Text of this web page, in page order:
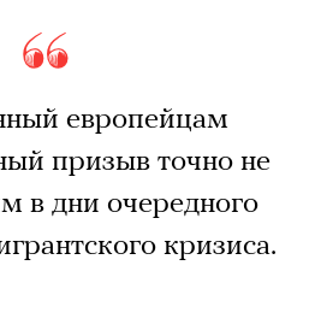
европейцам
призыв точно не
в дни очередного
кризиса.